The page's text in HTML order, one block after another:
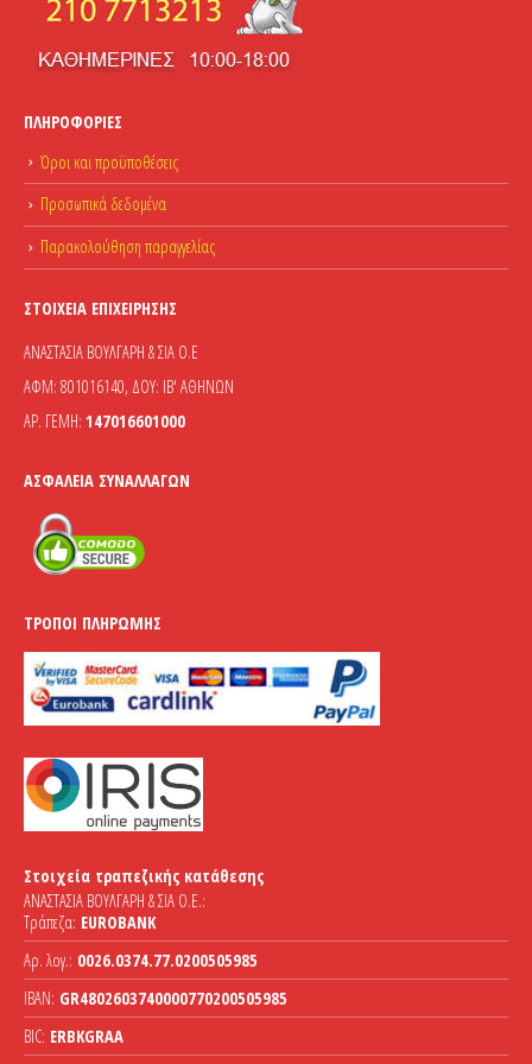
ΠΛΗΡΟΦΟΡΊΕΣ
Όροι και προϋποθέσεις
Προσωπικά δεδομένα
Παρακολούθηση παραγγελίας
ΣΤΟΙΧΕΊΑ ΕΠΙΧΕΊΡΗΣΗΣ
ΑΝΑΣΤΑΣΙΑ ΒΟΥΛΓΑΡΗ & ΣΙΑ Ο.Ε
ΑΦΜ: 801016140, ΔΟΥ: ΙΒ' ΑΘΗΝΩΝ
ΑΡ. ΓΕΜΗ: 147016601000
ΑΣΦΆΛΕΙΑ ΣΥΝΑΛΛΑΓΏΝ
ΤΡΌΠΟΙ ΠΛΗΡΩΜΉΣ
Στοιχεία τραπεζικής κατάθεσης
ΑΝΑΣΤΑΣΙΑ ΒΟΥΛΓΑΡΗ & ΣΙΑ Ο.Ε.:
Τράπεζα: EUROBANK
Αρ. λογ.: 0026.0374.77.0200505985
IBAN: GR4802603740000770200505985
BIC: ERBKGRAA